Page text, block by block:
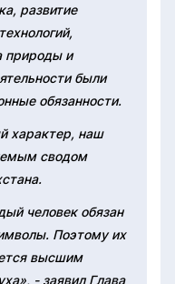
развитие
природы и
были
обязанности.
характер, наш
сводом
человек обязан
Поэтому их
высшим
- заявил Глава